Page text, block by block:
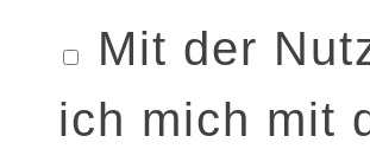
Mit der
ich mich mit